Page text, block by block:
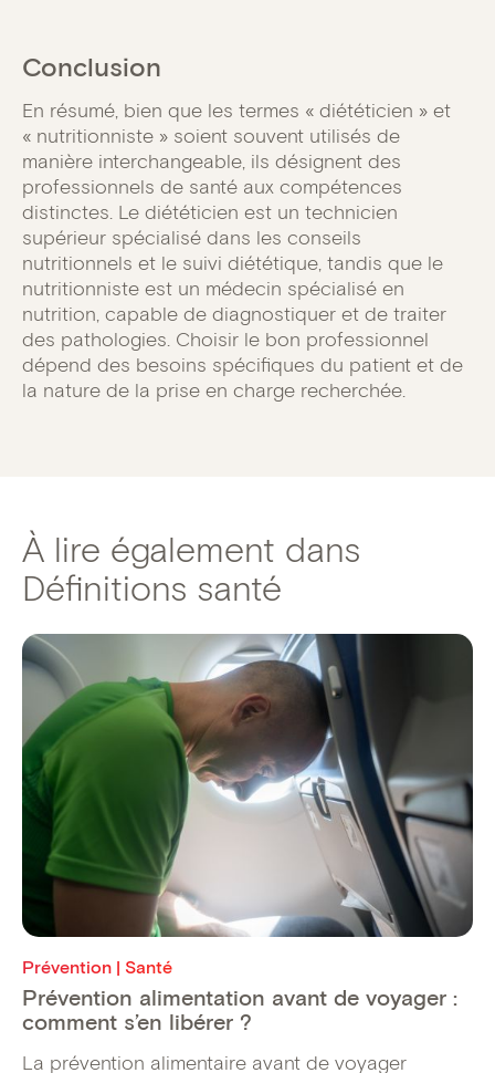
Conclusion
En résumé, bien que les termes « diététicien » et
« nutritionniste » soient souvent utilisés de
manière interchangeable, ils désignent des
professionnels de santé aux compétences
distinctes. Le diététicien est un technicien
supérieur spécialisé dans les conseils
nutritionnels et le suivi diététique, tandis que le
nutritionniste est un médecin spécialisé en
nutrition, capable de diagnostiquer et de traiter
des pathologies. Choisir le bon professionnel
dépend des besoins spécifiques du patient et de
la nature de la prise en charge recherchée.
À lire également dans
Définitions santé
Prévention | Santé
Prévention alimentation avant de voyager :
comment s’en libérer ?
La prévention alimentaire avant de voyager